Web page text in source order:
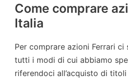
Come comprare
Italia
Per comprare azioni Ferrari ci
tutti i modi di cui abbiamo
riferendoci all’acquisto di